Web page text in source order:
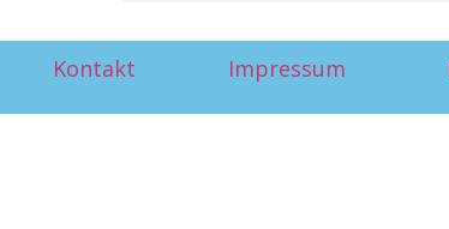
Kontakt Impressum